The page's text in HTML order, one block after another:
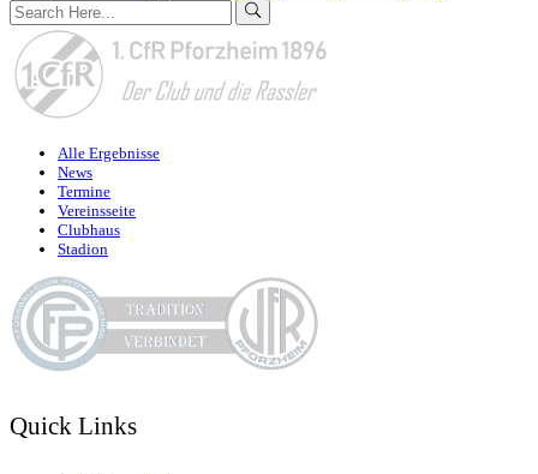
Alle Ergebnisse
News
Termine
Vereinsseite
Clubhaus
Stadion
Quick Links